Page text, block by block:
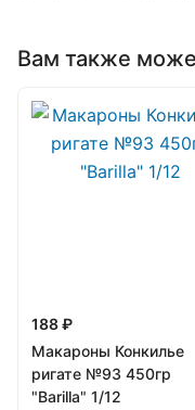
Вам также
188 ₽
Макароны Конкилье
ригате №93 450гр
"Barilla" 1/12